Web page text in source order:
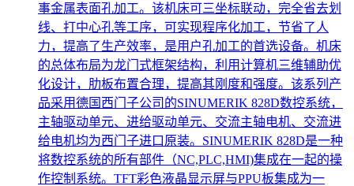
事金属表面孔加工。该机床可三坐标联动，完全省去划
线、打中心孔等工序，可实现程序化加工，节省了人
力，提高了生产效率，是用户孔加工的首选设备。机床
的总体布局为龙门式框架结构，利用计算机三维辅助优
化设计，肋板布置合理，提高其刚度和强度。该系列产
品采用德国西门子公司的SINUMERIK 828D数控系统，
主轴驱动单元、进给驱动单元、交流主轴电机、交流进
给电机均为西门子进口原装。SINUMERIK 828D是一种
将数控系统的所有部件（NC,PLC,HMI)集成在一起的操
作控制系统。TFT彩色液晶显示屏与PPU板集成为一